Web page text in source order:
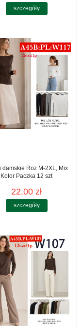
szczegóły
damskie Roz M-2XL, Mix
Kolor Paczka 12 szt
22.00 zł
szczegóły